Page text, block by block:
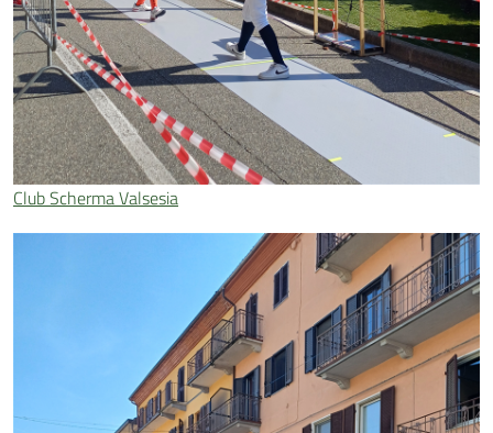
Club Scherma Valsesia